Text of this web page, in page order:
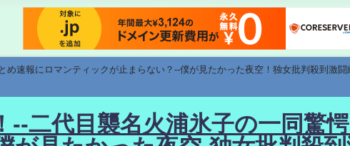
め速報にロマンティックが止まらない？--僕が見たかった夜空！独女批判殺到激
二代目襲名火浦氷子の一同驚